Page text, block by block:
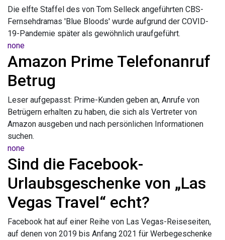
Die elfte Staffel des von Tom Selleck angeführten CBS-
Fernsehdramas 'Blue Bloods' wurde aufgrund der COVID-
19-Pandemie später als gewöhnlich uraufgeführt.
none
Amazon Prime Telefonanruf
Betrug
Leser aufgepasst: Prime-Kunden geben an, Anrufe von
Betrügern erhalten zu haben, die sich als Vertreter von
Amazon ausgeben und nach persönlichen Informationen
suchen.
none
Sind die Facebook-
Urlaubsgeschenke von „Las
Vegas Travel“ echt?
Facebook hat auf einer Reihe von Las Vegas-Reiseseiten,
auf denen von 2019 bis Anfang 2021 für Werbegeschenke